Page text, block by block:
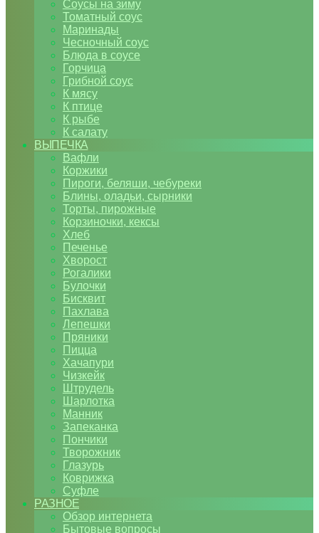
Соусы на зиму
Томатный соус
Маринады
Чесночный соус
Блюда в соусе
Горчица
Грибной соус
К мясу
К птице
К рыбе
К салату
ВЫПЕЧКА
Вафли
Коржики
Пироги, беляши, чебуреки
Блины, оладьи, сырники
Торты, пирожные
Корзиночки, кексы
Хлеб
Печенье
Хворост
Рогалики
Булочки
Бисквит
Пахлава
Лепешки
Пряники
Пицца
Хачапури
Чизкейк
Штрудель
Шарлотка
Манник
Запеканка
Пончики
Творожник
Глазурь
Коврижка
Суфле
РАЗНОЕ
Обзор интернета
Бытовые вопросы